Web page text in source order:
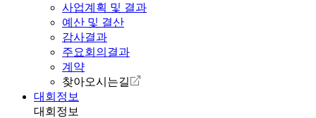
사업계획 및 결과
예산 및 결산
감사결과
주요회의결과
계약
찾아오시는길
대회정보
대회정보